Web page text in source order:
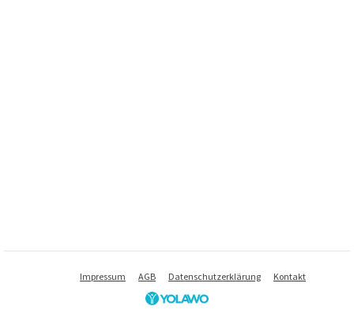
Impressum AGB Datenschutzerklärung Kontakt